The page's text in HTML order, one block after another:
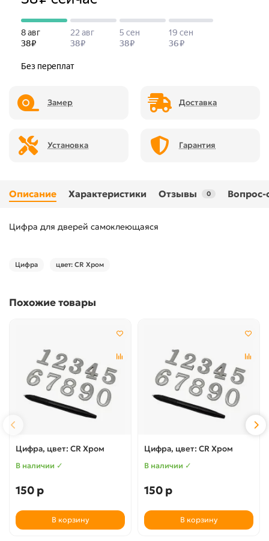
Замер Доставка
Установка Гарантия
Описание Характеристики Отзывы 0 Вопрос-
Цифра для дверей самоклеющаяся
Цифра цвет: CR Хром
Похожие товары
Цифра, цвет: CR Хром
В наличии ✓
150 р
В корзину
Цифра, цвет: CR Хром
В наличии ✓
150 р
В корзину